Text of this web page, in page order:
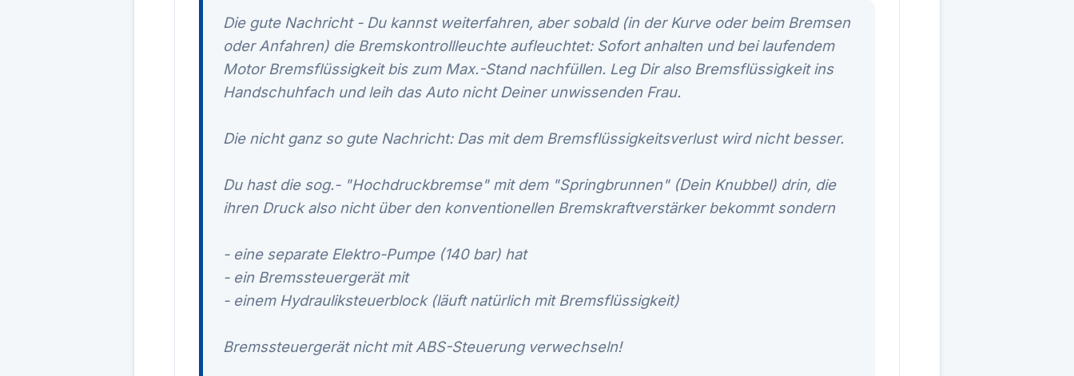
Die gute Nachricht - Du kannst weiterfahren, aber sobald (in der Kurve oder beim Bremsen
oder Anfahren) die Bremskontrollleuchte aufleuchtet: Sofort anhalten und bei laufendem
Motor Bremsflüssigkeit bis zum Max.-Stand nachfüllen. Leg Dir also Bremsflüssigkeit ins
Handschuhfach und leih das Auto nicht Deiner unwissenden Frau.
Die nicht ganz so gute Nachricht: Das mit dem Bremsflüssigkeitsverlust wird nicht besser.
Du hast die sog.- "Hochdruckbremse" mit dem "Springbrunnen" (Dein Knubbel) drin, die
ihren Druck also nicht über den konventionellen Bremskraftverstärker bekommt sondern
- eine separate Elektro-Pumpe (140 bar) hat
- ein Bremssteuergerät mit
- einem Hydrauliksteuerblock (läuft natürlich mit Bremsflüssigkeit)
Bremssteuergerät nicht mit ABS-Steuerung verwechseln!